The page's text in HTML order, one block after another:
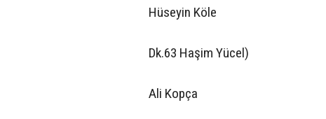
Hüseyin Köle
Dk.63 Haşim Yücel)
Ali Kopça